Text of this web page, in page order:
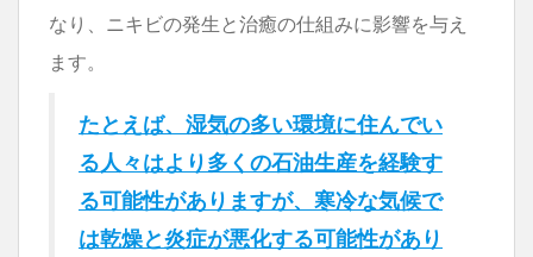
なり、ニキビの発生と治癒の仕組みに影響を与え
ます。
たとえば、湿気の多い環境に住んでい
る人々はより多くの石油生産を経験す
る可能性がありますが、寒冷な気候で
は乾燥と炎症が悪化する可能性があり